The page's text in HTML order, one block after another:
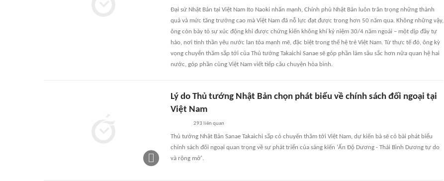
Đại sứ Nhật Bản tại Việt Nam Ito Naoki nhấn mạnh, Chính phủ Nhật Bản luôn trân trọng những thành
quả và mức tăng trưởng cao mà Việt Nam đã nỗ lực đạt được trong hơn 50 năm qua. Không những vậy,
ông còn bày tỏ sự xúc động khi được chứng kiến không khí kỷ niệm 30/4 năm ngoái – một dịp đầy tự
hào, nơi tinh thần yêu nước lan tỏa mạnh mẽ, đặc biệt trong thế hệ trẻ Việt Nam. Từ thực tế đó, ông kỳ
vọng chuyến thăm sắp tới của Thủ tướng Takaichi Sanae sẽ góp phần làm sâu sắc hơn nữa quan hệ hai
nước, góp phần cùng Việt Nam viết tiếp câu chuyện hòa bình.
Lý do Thủ tướng Nhật Bản chọn phát biểu về chính sách đối ngoại tại
Việt Nam
293 liên quan
Thủ tướng Nhật Bản Sanae Takaichi sắp có chuyến thăm tới Việt Nam, dự kiến bà sẽ có bài phát biểu
chính sách đối ngoại quan trọng về sự phát triển của sáng kiến 'Ấn Độ Dương - Thái Bình Dương tự do
và rộng mở'.